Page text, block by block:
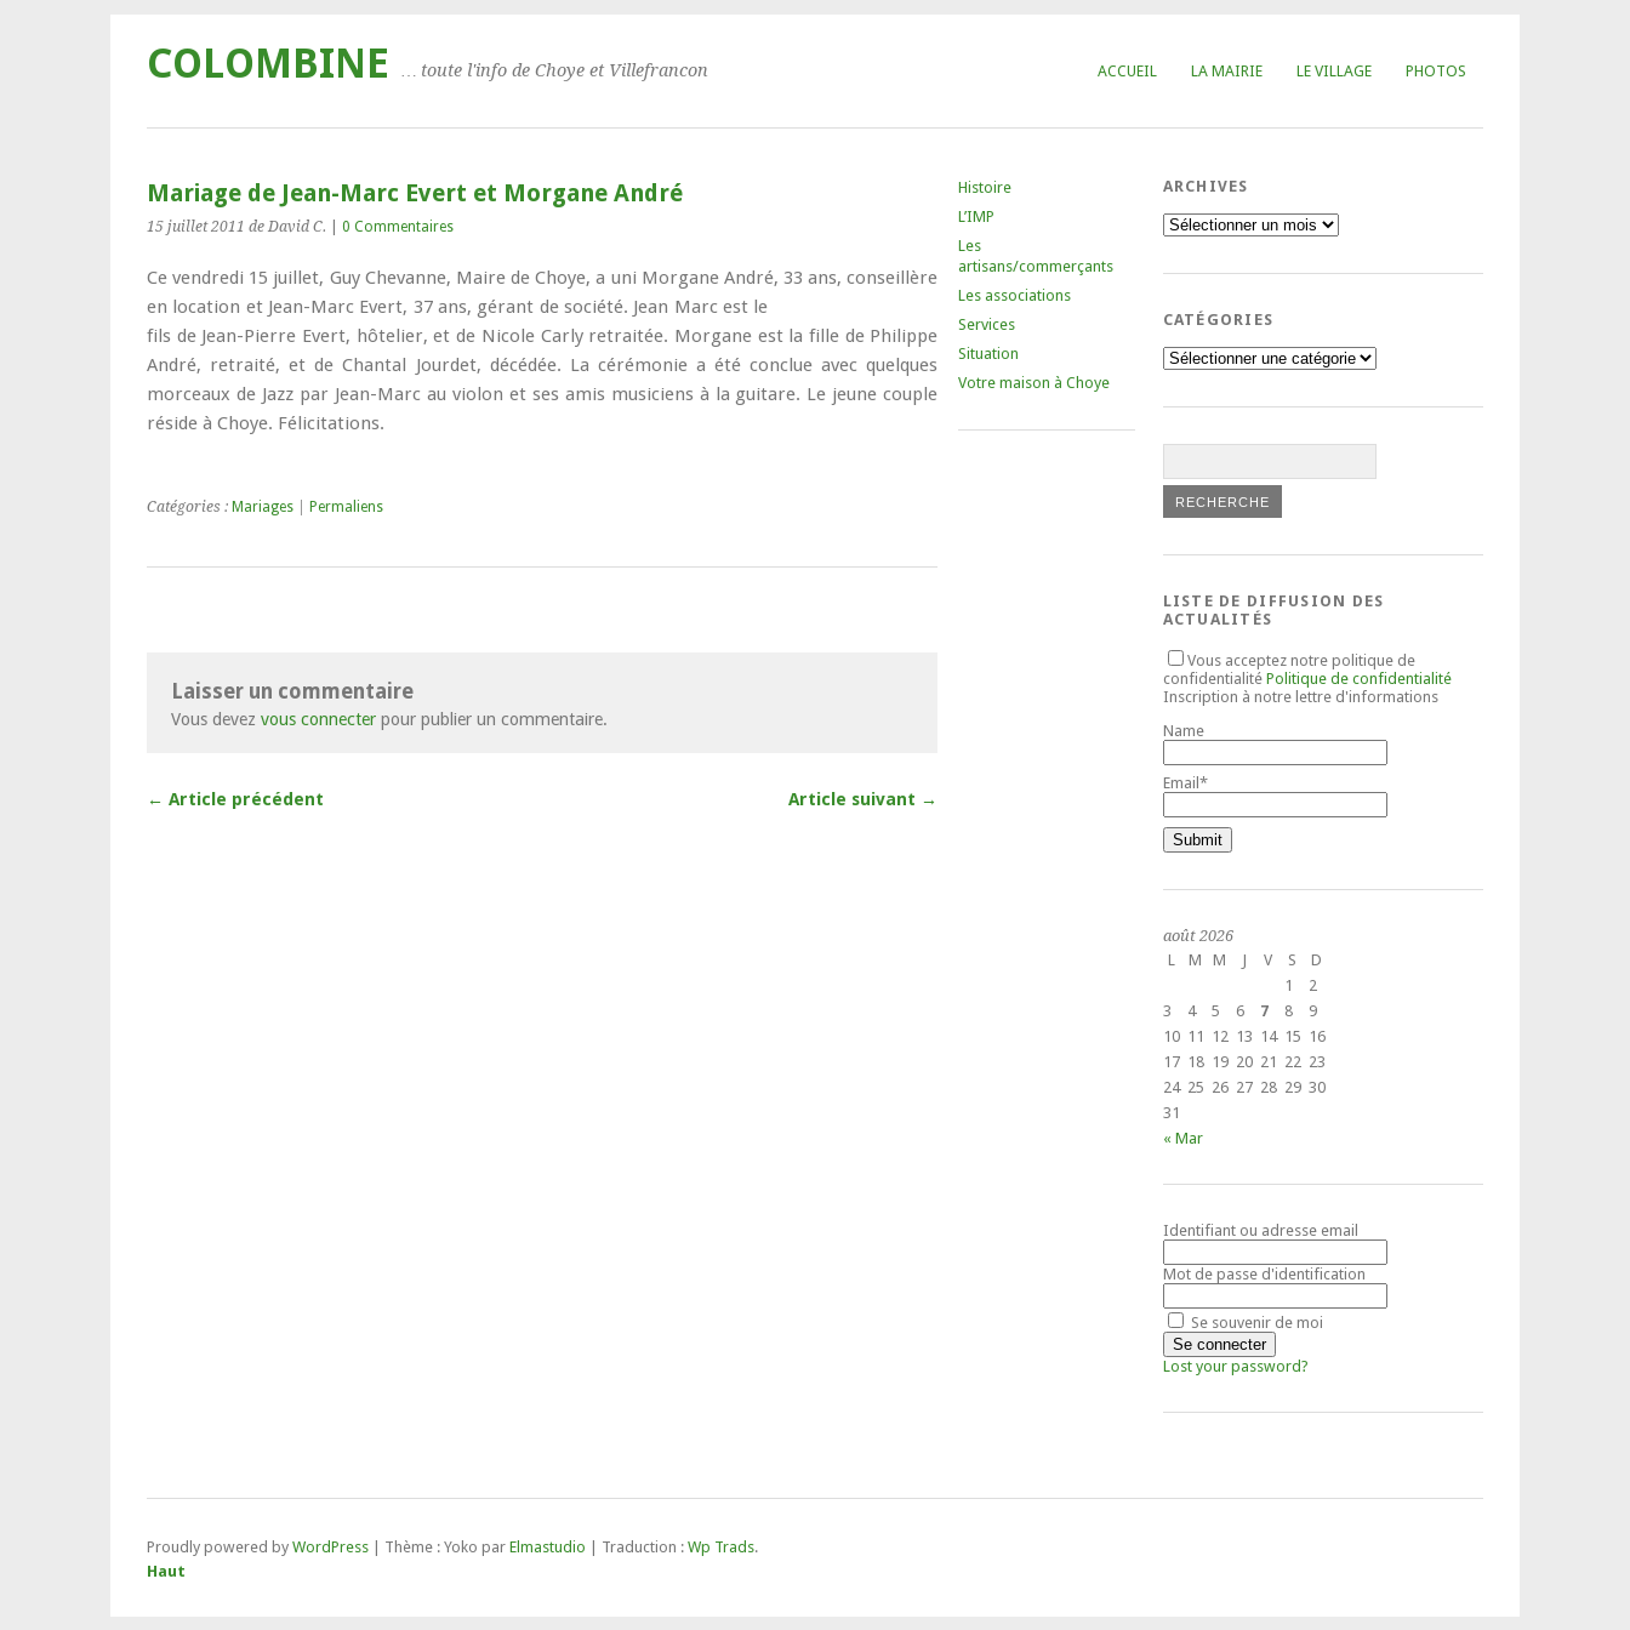
ACCUEIL LA MAIRIE LE VILLAGE PHOTOS
COLOMBINE … toute l'info de Choye et Villefrancon
Mariage de Jean-Marc Evert et Morgane André
15 juillet 2011 de David C. 0 Commentaires
Ce vendredi 15 juillet, Guy Chevanne, Maire de Choye, a uni Morgane André, 33 ans,conseillère
en location et Jean-Marc Evert, 37 ans, gérant de société. Jean Marc est le
fils de Jean-Pierre Evert, hôtelier, et de Nicole Carly retraitée. Morgane est la fille de Philippe
André, retraité, et de Chantal Jourdet, décédée. La cérémonie a été conclue avec quelques
morceaux de Jazz par Jean-Marc au violon et ses amis musiciens à la guitare. Le jeune couple
réside à Choye. Félicitations.
Catégories : Mariages Permaliens
Laisser un commentaire
Vous devez vous connecter pour publier un commentaire.
← Article précédent Article suivant →
Histoire
L’IMP
Les
artisans/commerçants
Les associations
Services
Situation
Votre maison à Choye
ARCHIVES
Archives
CATÉGORIES
Catégories
LISTE DE DIFFUSION DES
ACTUALITÉS
Vous acceptez notre politique de
confidentialité Politique de confidentialité
Inscription à notre lettre d'informations
Name
Email*
août 2026
L
M M J V S
D
1
2
3
4 5 6 7 8
9
10 11 12 13 14 15 16
17 18 19 20 21 22 23
24 25 26 27 28 29 30
31
« Mar
Identifiant ou adresse email
Mot de passe d'identification
Se souvenir de moi
Lost your password?
Proudly powered by WordPress Thème : Yoko par Elmastudio | Traduction : Wp Trads.
Haut